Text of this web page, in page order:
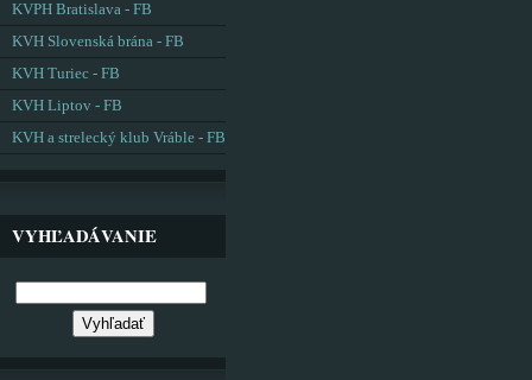
KVPH Bratislava - FB
KVH Slovenská brána - FB
KVH Turiec - FB
KVH Liptov - FB
KVH a strelecký klub Vráble - FB
VYHĽADÁVANIE